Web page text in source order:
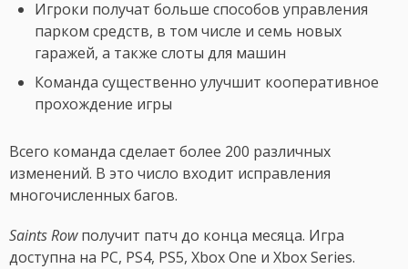
Игроки получат больше способов управления
парком средств, в том числе и семь новых
гаражей, а также слоты для машин
Команда существенно улучшит кооперативное
прохождение игры
Всего команда сделает более 200 различных
изменений. В это число входит исправления
многочисленных багов.
Saints Rowполучит патч до конца месяца. Игра
доступна на PC, PS4, PS5, Xbox One и Xbox Series.